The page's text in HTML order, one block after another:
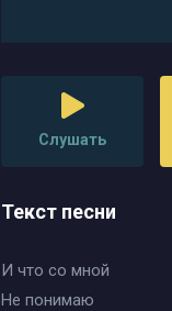
Слушать
Текст песни
И что со мной
Не понимаю